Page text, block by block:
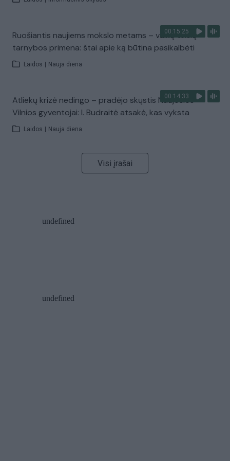
00:15:25
Ruošiantis naujiems mokslo metams – vaikų teisių
tarnybos primena: štai apie ką būtina pasikalbėti
Laidos Nauja diena
00:14:33
Atliekų krizė nedingo – pradėjo skųstis Naujosios
Vilnios gyventojai: I. Budraitė atsakė, kas vyksta
Laidos Nauja diena
Visi įrašai